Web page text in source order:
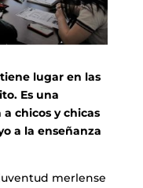
lugar en las
Es una
chicos y chicas
a la enseñanza
merlense